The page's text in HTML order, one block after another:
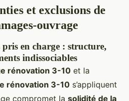
et exclusions de
ouvrage
pris en charge : structure,
indissociables
rénovation 3-10 et la
rénovation 3-10 s’appliquent
compromet la solidité de la